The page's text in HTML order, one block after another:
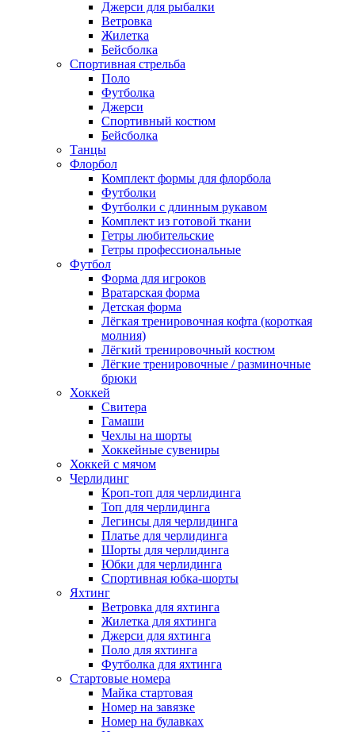
Джерси для рыбалки
Ветровка
Жилетка
Бейсболка
Спортивная стрельба
Поло
Футболка
Джерси
Спортивный костюм
Бейсболка
Танцы
Флорбол
Комплект формы для флорбола
Футболки
Футболки с длинным рукавом
Комплект из готовой ткани
Гетры любительские
Гетры профессиональные
Футбол
Форма для игроков
Вратарская форма
Детская форма
Лёгкая тренировочная кофта (короткая
молния)
Лёгкий тренировочный костюм
Лёгкие тренировочные / разминочные
брюки
Хоккей
Свитера
Гамаши
Чехлы на шорты
Хоккейные сувениры
Хоккей с мячом
Черлидинг
Кроп-топ для черлидинга
Топ для черлидинга
Легинсы для черлидинга
Платье для черлидинга
Шорты для черлидинга
Юбки для черлидинга
Спортивная юбка-шорты
Яхтинг
Ветровка для яхтинга
Жилетка для яхтинга
Джерси для яхтинга
Поло для яхтинга
Футболка для яхтинга
Стартовые номера
Майка стартовая
Номер на завязке
Номер на булавках